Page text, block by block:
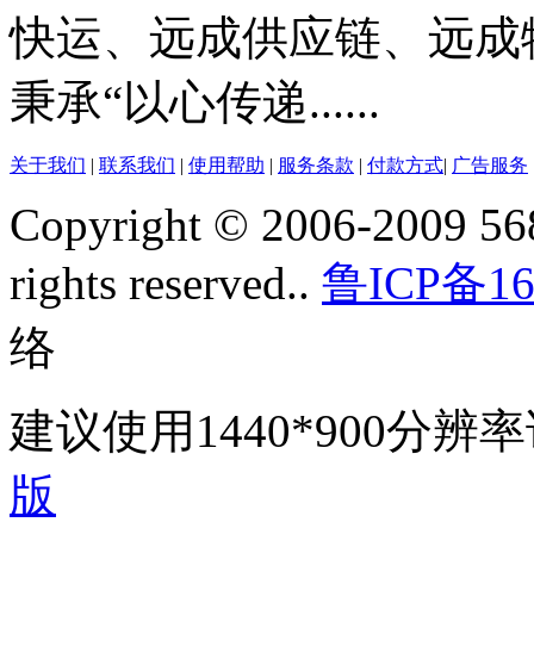
快运、远成供应链、远
秉承“以心传递......
关于我们 | 联系我们 | 使用帮助 | 服务条款 | 付款方式| 广告服务
Copyright © 2006-2009
rights reserved.. 鲁ICP备
络
建议使用1440*900分辨
版